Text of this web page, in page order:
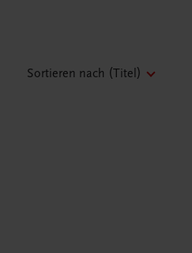
Sortieren nach (Titel)